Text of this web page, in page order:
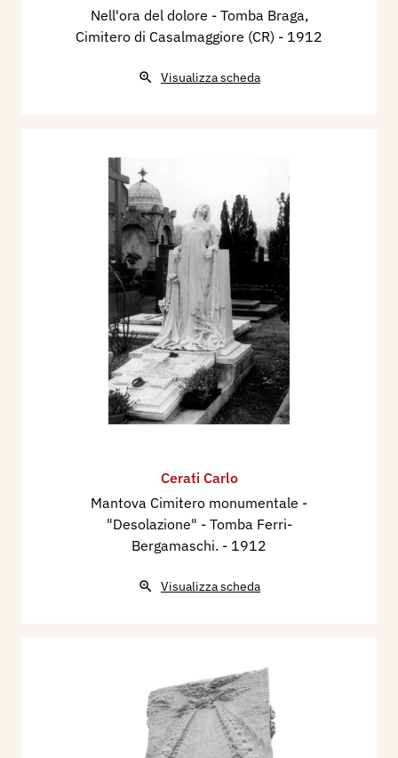
Nell'ora del dolore - Tomba Braga,
Cimitero di Casalmaggiore (CR) - 1912
Visualizza scheda
Cerati Carlo
Mantova Cimitero monumentale -
"Desolazione" - Tomba Ferri-
Bergamaschi. - 1912
Visualizza scheda